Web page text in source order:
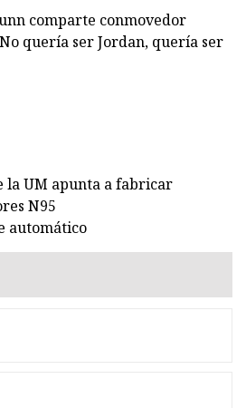
comparte conmovedor
quería ser Jordan, quería ser
la UM apunta a fabricar
N95
automático